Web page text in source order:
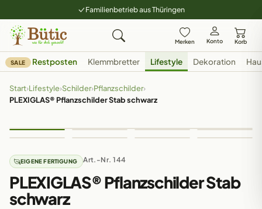
Familienbetrieb aus Thüringen
Merken Konto Korb
SALE Restposten Klemmbretter Lifestyle Dekoration
Start›Lifestyle›Schilder›Pflanzschilder›
PLEXIGLAS® Pflanzschilder Stab schwarz
EIGENE FERTIGUNG Art.-Nr. 144
PLEXIGLAS® Pflanzschilder Stab
schwarz